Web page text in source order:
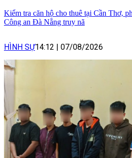
Kiểm tra căn hộ cho thuê tại Cần Thơ,
Công an Đà Nẵng truy nã
HÌNH SỰ14:12 | 07/08/2026